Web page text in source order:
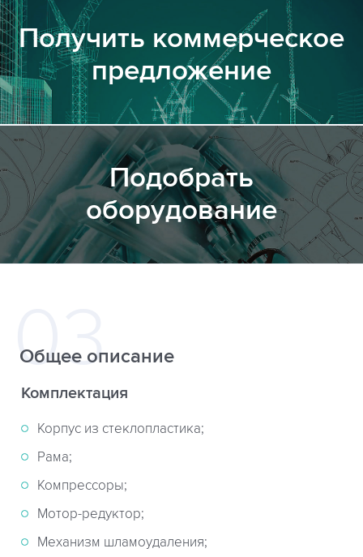
Получить коммерческое
предложение
Подобрать
оборудование
Общее описание
Комплектация
Корпус из стеклопластика;
Рама;
Компрессоры;
Мотор-редуктор;
Механизм шламоудаления;